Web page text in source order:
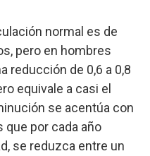
normal es de
pero en hombres
reducción de 0,6 a 0,8
equivale a casi el
se acentúa con
que por cada año
se reduzca entre un